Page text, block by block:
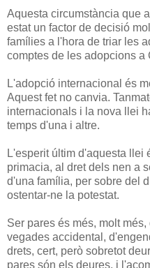
Aquesta circumstància que
estat un factor de decisió
famílies a l'hora de triar les
comptes de les adopcions a
L'adopció internacional és
Aquest fet no canvia.
internacionals i la nova llei
temps d'una i altre.
L'esperit últim d'aquesta llei
primacia, al dret dels nen a
d'una família, per sobre del
ostentar-ne la potestat.
Ser pares és més, molt
vegades accidental,
drets, cert, però sobretot
pares són els deures, i